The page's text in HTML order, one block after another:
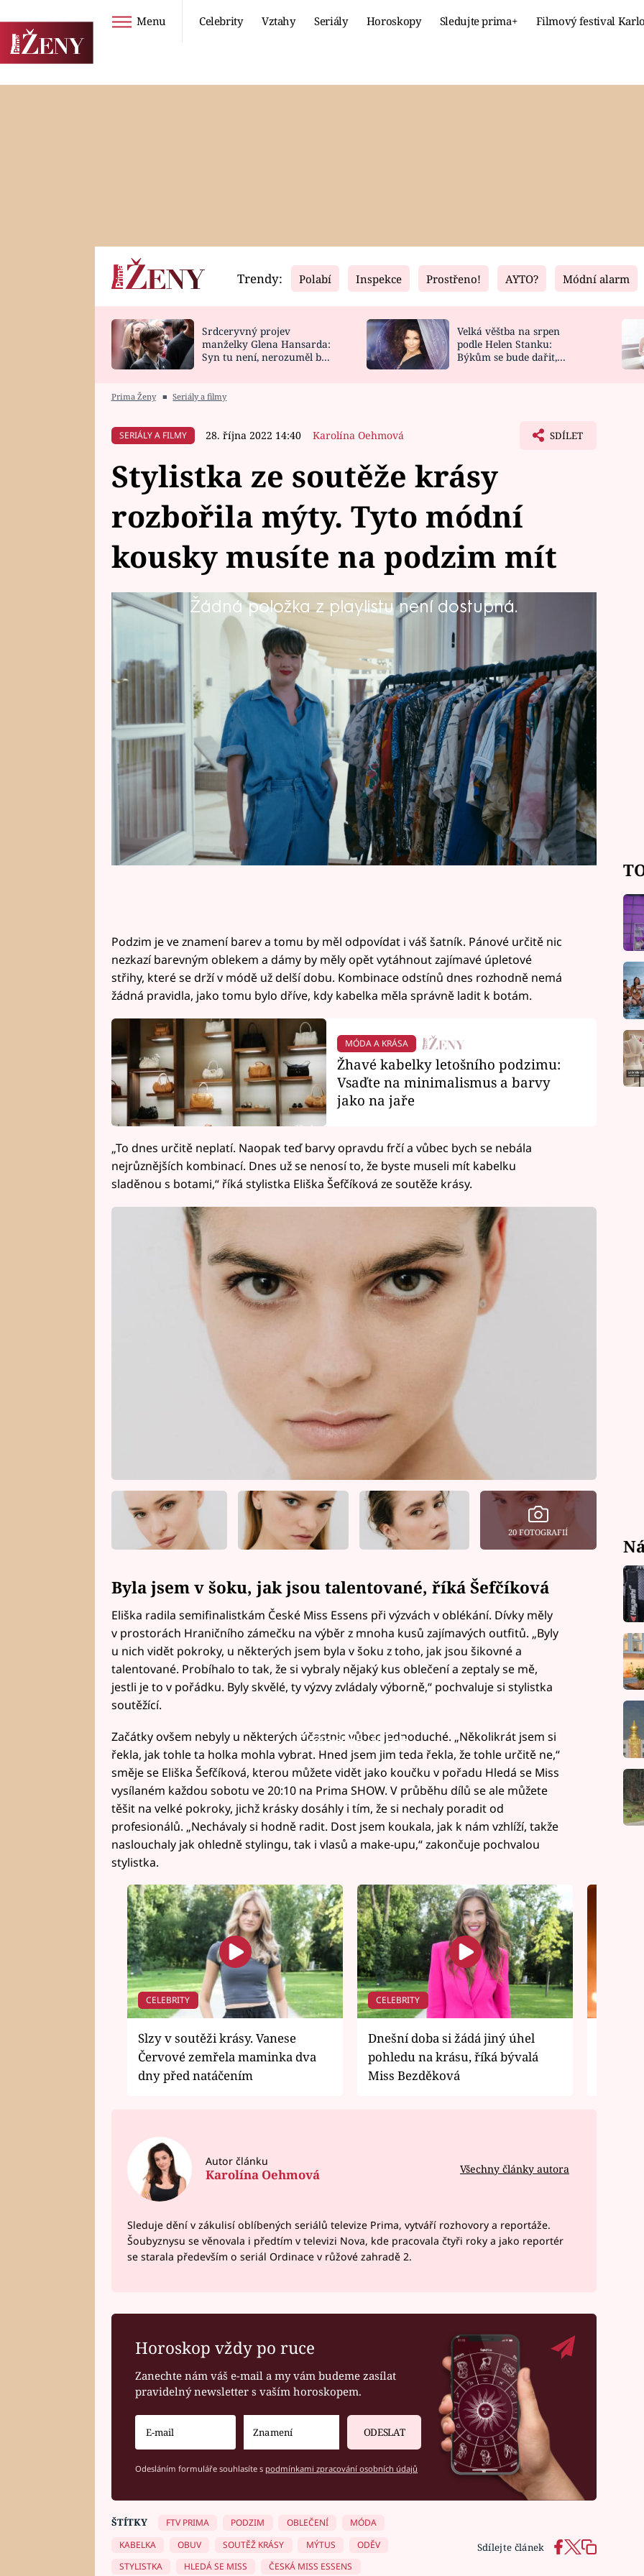
Menu Celebrity Vztahy Seriály Horoskopy Sledujte prima+ Filmový festival
Horoskopy
HOROSKOP NA
Video
CELEBRITY
VAŘENÍ
Fresh
NOVINKY
VIDEORECEPTY
Living
DESIGN
Trendy: Polabí Inspekce Prostřeno! AYTO? Módní alarm
Srdceryvný projev
manželky Glena Hansarda:
Syn tu není, nerozuměl by
Velká věštba na srpen
podle Helen Stanku:
Býkům se bude dařit,
Prima Ženy ■ Seriály a filmy
SERIÁLY A FILMY 28. října 2022 14:40 Karolína Oehmová SDÍLET
Stylistka ze soutěže krásy
rozbořila mýty. Tyto módní
kousky musíte na podzim mít
Žádná položka z playlistu není dostupná.
Na podzim je obměna dámského šatníku důležitá. Módní stylistka
Eliška Šefčíková, která radila semifinalistkám v soutěži krásy,
prozradila, jaké oblečení by vám v letošní sezoně rozhodně nemělo
chybět. Čím ji dívky šokovaly?
Podzim je ve znamení barev a tomu by měl odpovídat i váš šatník. Pánové určitě nic
nezkazí barevným oblekem a dámy by měly opět vytáhnout zajímavé úpletové
střihy, které se drží v módě už delší dobu. Kombinace odstínů dnes rozhodně nemá
žádná pravidla, jako tomu bylo dříve, kdy kabelka měla správně ladit k botám.
MÓDA A KRÁSA
Žhavé kabelky letošního podzimu:
Vsaďte na minimalismus a barvy
jako na jaře
„To dnes určitě neplatí. Naopak teď barvy opravdu frčí a vůbec bych se nebála
nejrůznějších kombinací. Dnes už se nenosí to, že byste museli mít kabelku
sladěnou s botami,“ říká stylistka Eliška Šefčíková ze soutěže krásy.
20 FOTOGRAFIÍ
Byla jsem v šoku, jak jsou talentované, říká Šefčíková
Eliška radila semifinalistkám České Miss Essens při výzvách v oblékání. Dívky měly
v prostorách Hraničního zámečku na výběr z mnoha kusů zajímavých outfitů. „Byly
u nich vidět pokroky, u některých jsem byla v šoku z toho, jak jsou šikovné a
talentované. Probíhalo to tak, že si vybraly nějaký kus oblečení a zeptaly se mě,
jestli je to v pořádku. Byly skvělé, ty výzvy zvládaly výborně,“ pochvaluje si stylistka
soutěžící.
Failed to fetch
Začátky ovšem nebyly u některých účastnic vůbec jednoduché. „Několikrát jsem si
řekla, jak tohle ta holka mohla vybrat. Hned jsem jim teda řekla, že tohle určitě ne,“
směje se Eliška Šefčíková, kterou můžete vidět jako koučku v pořadu Hledá se Miss
vysílaném každou sobotu ve 20:10 na Prima SHOW. V průběhu dílů se ale můžete
těšit na velké pokroky, jichž krásky dosáhly i tím, že si nechaly poradit od
profesionálů. „Nechávaly si hodně radit. Dost jsem koukala, jak k nám vzhlíží, takže
naslouchaly jak ohledně stylingu, tak i vlasů a make-upu,“ zakončuje pochvalou
stylistka.
CELEBRITY
Slzy v soutěži krásy. Vanese
Červové zemřela maminka dva
dny před natáčením
CELEBRITY
Dnešní doba si žádá jiný úhel
pohledu na krásu, říká bývalá
Miss Bezděková
Autor článku
Karolína Oehmová Všechny články autora
Sleduje dění v zákulisí oblíbených seriálů televize Prima, vytváří rozhovory a reportáže.
Šoubyznysu se věnovala i předtím v televizi Nova, kde pracovala čtyři roky a jako reportér
se starala především o seriál Ordinace v růžové zahradě 2.
Horoskop vždy po ruce
Zanechte nám váš e-mail a my vám budeme zasílat
pravidelný newsletter s vaším horoskopem.
ODESLAT
Odesláním formuláře souhlasíte s podmínkami zpracování osobních údajů
Sdílejte článek
ŠTÍTKY FTV PRIMA PODZIM OBLEČENÍ
MÓDA
KABELKA
OBUV SOUTĚŽ KRÁSY MÝTUS
ODĚV
STYLISTKA
HLEDÁ SE MISS ČESKÁ MISS ESSENS